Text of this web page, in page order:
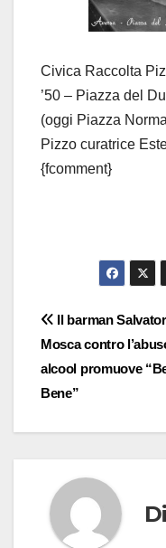
Civica Raccolta
’50 – Piazza del
(oggi Piazza
Pizzo curatrice
{fcomment}
articoli
Il barman
Mosca contro
alcool promuove
Bene”
Di